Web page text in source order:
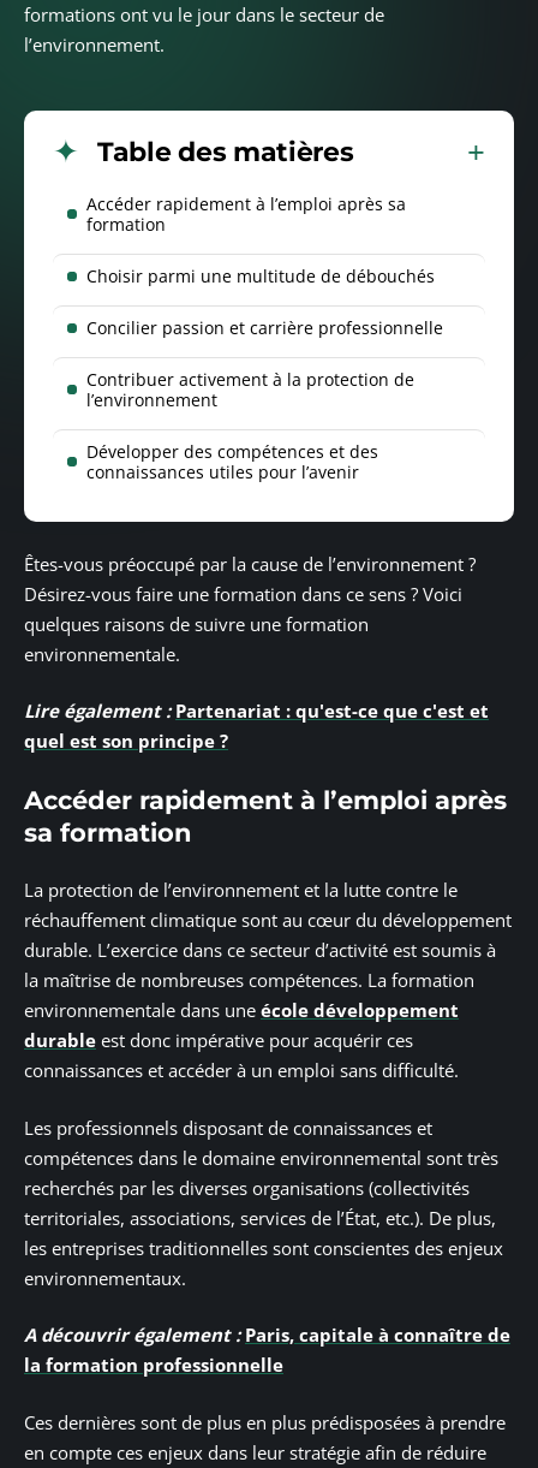
formations ont vu le jour dans le secteur de
l’environnement.
Table des matières
Accéder rapidement à l’emploi après sa
formation
Choisir parmi une multitude de débouchés
Concilier passion et carrière professionnelle
Contribuer activement à la protection de
l’environnement
Développer des compétences et des
connaissances utiles pour l’avenir
Êtes-vous préoccupé par la cause de l’environnement ?
Désirez-vous faire une formation dans ce sens ? Voici
quelques raisons de suivre une formation
environnementale.
Lire également : Partenariat : qu'est-ce que c'est et
quel est son principe ?
Accéder rapidement à l’emploi après
sa formation
La protection de l’environnement et la lutte contre le
réchauffement climatique sont au cœur du développement
durable. L’exercice dans ce secteur d’activité est soumis à
la maîtrise de nombreuses compétences. La formation
environnementale dans une école développement
durable est donc impérative pour acquérir ces
connaissances et accéder à un emploi sans difficulté.
Les professionnels disposant de connaissances et
compétences dans le domaine environnemental sont très
recherchés par les diverses organisations (collectivités
territoriales, associations, services de l’État, etc.). De plus,
les entreprises traditionnelles sont conscientes des enjeux
environnementaux.
A découvrir également : Paris, capitale à connaître de
la formation professionnelle
Ces dernières sont de plus en plus prédisposées à prendre
en compte ces enjeux dans leur stratégie afin de réduire